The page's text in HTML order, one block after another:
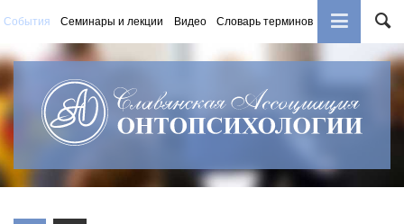
События Семинары и лекции Видео Словарь терминов Книги